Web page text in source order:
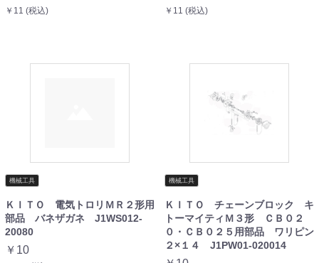
￥11 (税込) ￥11 (税込)
機械工具
ＫＩＴＯ 電気トロリＭＲ２形用
部品 バネザガネ J1WS012-
20080
￥10
機械工具
ＫＩＴＯ チェーンブロック キ
トーマイティＭ３形 ＣＢ０２
０・ＣＢ０２５用部品 ワリピン
２×１４ J1PW01-020014